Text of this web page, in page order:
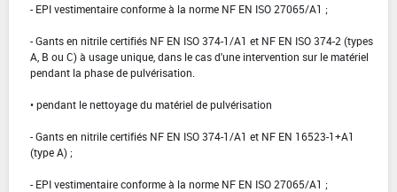
- EPI vestimentaire conforme à la norme NF EN ISO 27065/A1 ;
- Gants en nitrile certifiés NF EN ISO 374-1/A1 et NF EN ISO 374-2 (types
A, B ou C) à usage unique, dans le cas d'une intervention sur le matériel
pendant la phase de pulvérisation.
• pendant le nettoyage du matériel de pulvérisation
- Gants en nitrile certifiés NF EN ISO 374-1/A1 et NF EN 16523-1+A1
(type A) ;
- EPI vestimentaire conforme à la norme NF EN ISO 27065/A1 ;